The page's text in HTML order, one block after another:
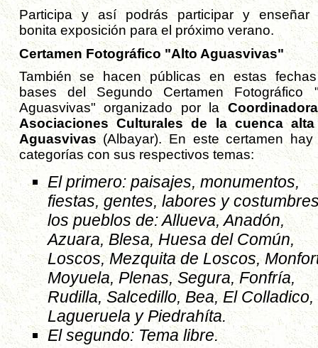
Participa y así podrás participar y enseñar
bonita exposición para el próximo verano.
Certamen Fotográfico "Alto Aguasvivas"
También se hacen públicas en estas
bases del Segundo Certamen Fotográfico
Aguasvivas" organizado por la
Asociaciones Culturales de la cuenca
Aguasvivas (Albayar). En este certamen hay
categorías con sus respectivos temas:
El primero: paisajes, monumentos,
fiestas, gentes, labores y
los pueblos de: Allueva, Anadón,
Azuara, Blesa, Huesa del Común,
Loscos, Mezquita de Loscos,
Moyuela, Plenas, Segura, Fonfría,
Rudilla, Salcedillo, Bea, El Colladico,
Lagueruela y Piedrahíta.
El segundo: Tema libre.